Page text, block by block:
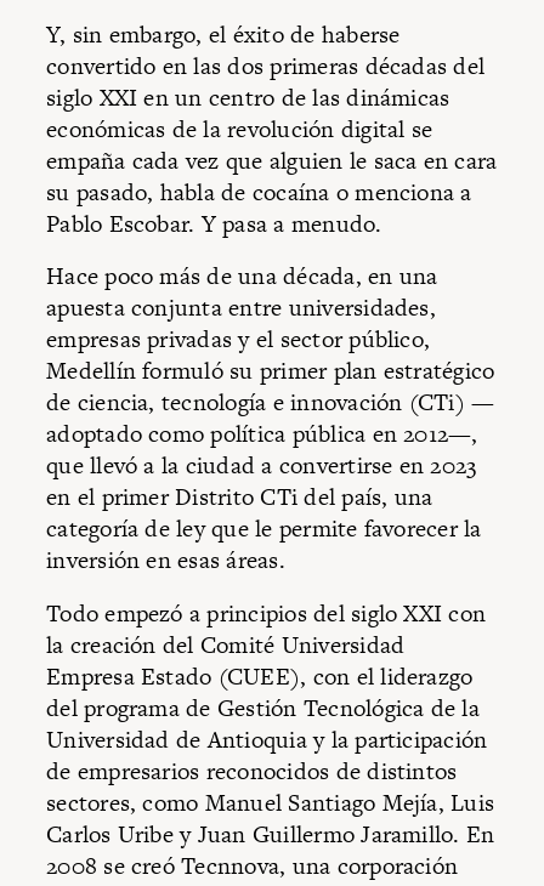
Y, sin embargo, el éxito de haberse
convertido en las dos primeras décadas del
siglo XXI en un centro de las dinámicas
económicas de la revolución digital se
empaña cada vez que alguien le saca en cara
su pasado, habla de cocaína o menciona a
Pablo Escobar. Y pasa a menudo.
Hace poco más de una década, en una
apuesta conjunta entre universidades,
empresas privadas y el sector público,
Medellín formuló su primer plan estratégico
de ciencia, tecnología e innovación (CTi) —
adoptado como política pública en 2012—,
que llevó a la ciudad a convertirse en 2023
en el primer Distrito CTi del país, una
categoría de ley que le permite favorecer la
inversión en esas áreas.
Todo empezó a principios del siglo XXI con
la creación del Comité Universidad
Empresa Estado (CUEE), con el liderazgo
del programa de Gestión Tecnológica de la
Universidad de Antioquia y la participación
de empresarios reconocidos de distintos
sectores, como Manuel Santiago Mejía, Luis
Carlos Uribe y Juan Guillermo Jaramillo. En
2008 se creó Tecnnova, una corporación